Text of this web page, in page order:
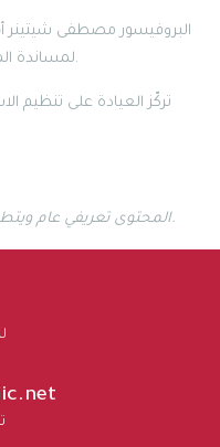
البروفيسور مصطفى شيتينر
لمساندة المرضى القادمين للعلاج أو التجميل في تركيا.
تركّز العيادة على تنظيم
المحتوى تعريفي عام ويتطلب تقييماً طبياً مباشراً قبل أي قرار علاجي.